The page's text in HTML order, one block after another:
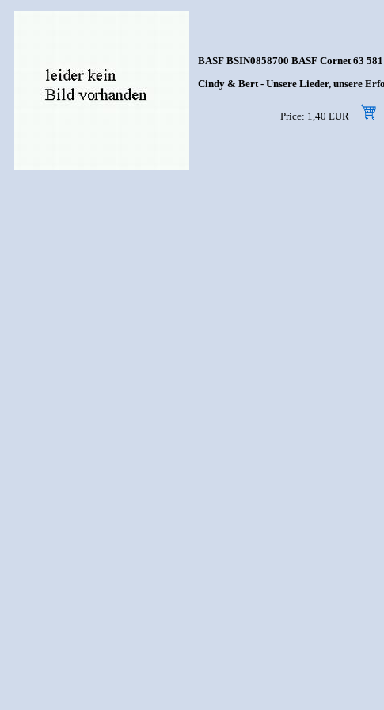
BASF BSIN0858700 BASF Cornet 63 581
Cindy & Bert - Unsere Lieder, unsere
Price: 1,40 EUR